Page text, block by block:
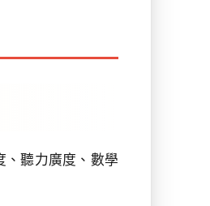
聽力廣度、數學